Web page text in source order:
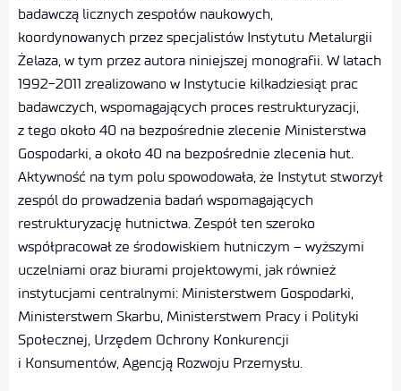
badawczą licznych zespołów naukowych,
koordynowanych przez specjalistów Instytutu Metalurgii
Żelaza, w tym przez autora niniejszej monografii. W latach
1992-2011 zrealizowano w Instytucie kilkadziesiąt prac
badawczych, wspomagających proces restrukturyzacji,
z tego około 40 na bezpośrednie zlecenie Ministerstwa
Gospodarki, a około 40 na bezpośrednie zlecenia hut.
Aktywność na tym polu spowodowała, że Instytut stworzył
zespól do prowadzenia badań wspomagających
restrukturyzację hutnictwa. Zespół ten szeroko
współpracował ze środowiskiem hutniczym – wyższymi
uczelniami oraz biurami projektowymi, jak również
instytucjami centralnymi: Ministerstwem Gospodarki,
Ministerstwem Skarbu, Ministerstwem Pracy i Polityki
Społecznej, Urzędem Ochrony Konkurencji
i Konsumentów, Agencją Rozwoju Przemysłu.